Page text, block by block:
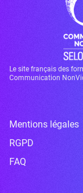
Le site français des
Communication
Mentions légales
RGPD
FAQ